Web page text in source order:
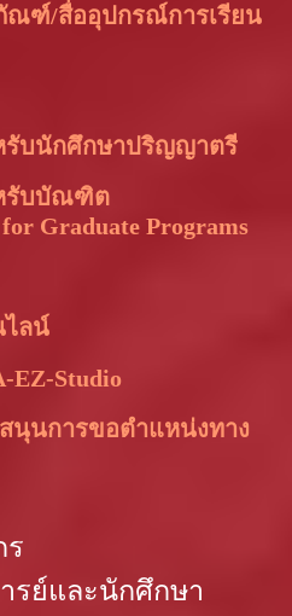
ณฑ์/สื่ออุปกรณ์การเรียน
รับนักศึกษาปริญญาตรี
รับบัณฑิต
Graduate Programs
ไลน์
EZ-Studio
นุนการขอตำแหน่งทาง
ร
รย์และนักศึกษา